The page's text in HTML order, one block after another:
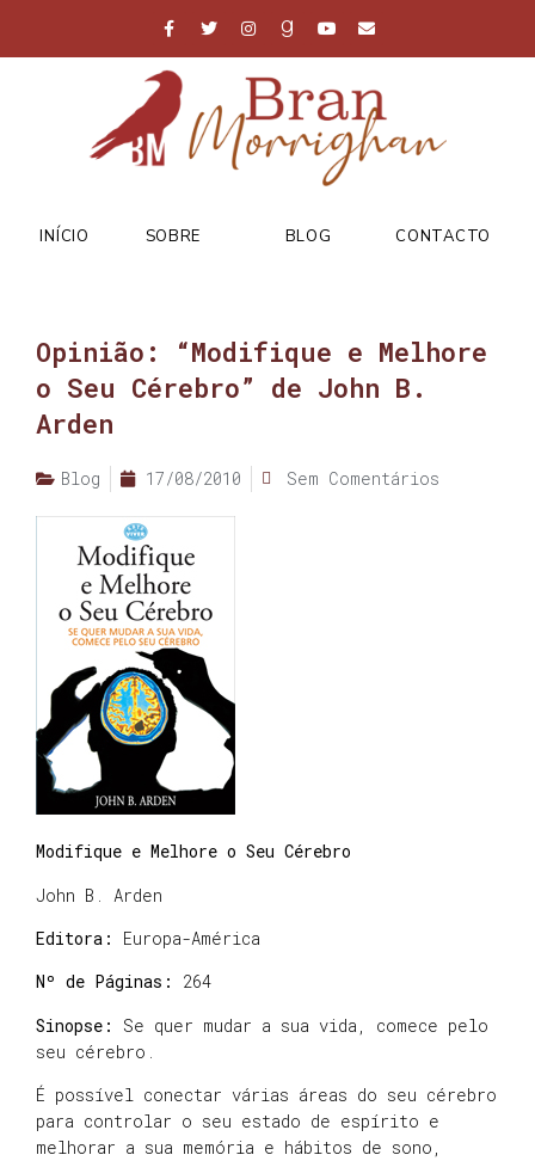
INÍCIO SOBRE BLOG CONTACTO
Opinião: “Modifique e Melhore
o Seu Cérebro” de John B.
Arden
Blog 17/08/2010 Sem Comentários
Modifique e Melhore o Seu Cérebro
John B. Arden
Editora:
Europa-América
Nº de Páginas:
264
Sinopse:
Se quer mudar a sua vida, comece pelo
seu cérebro.
É possível conectar várias áreas do seu cérebro
para controlar o seu estado de espírito e
melhorar a sua memória e hábitos de sono,